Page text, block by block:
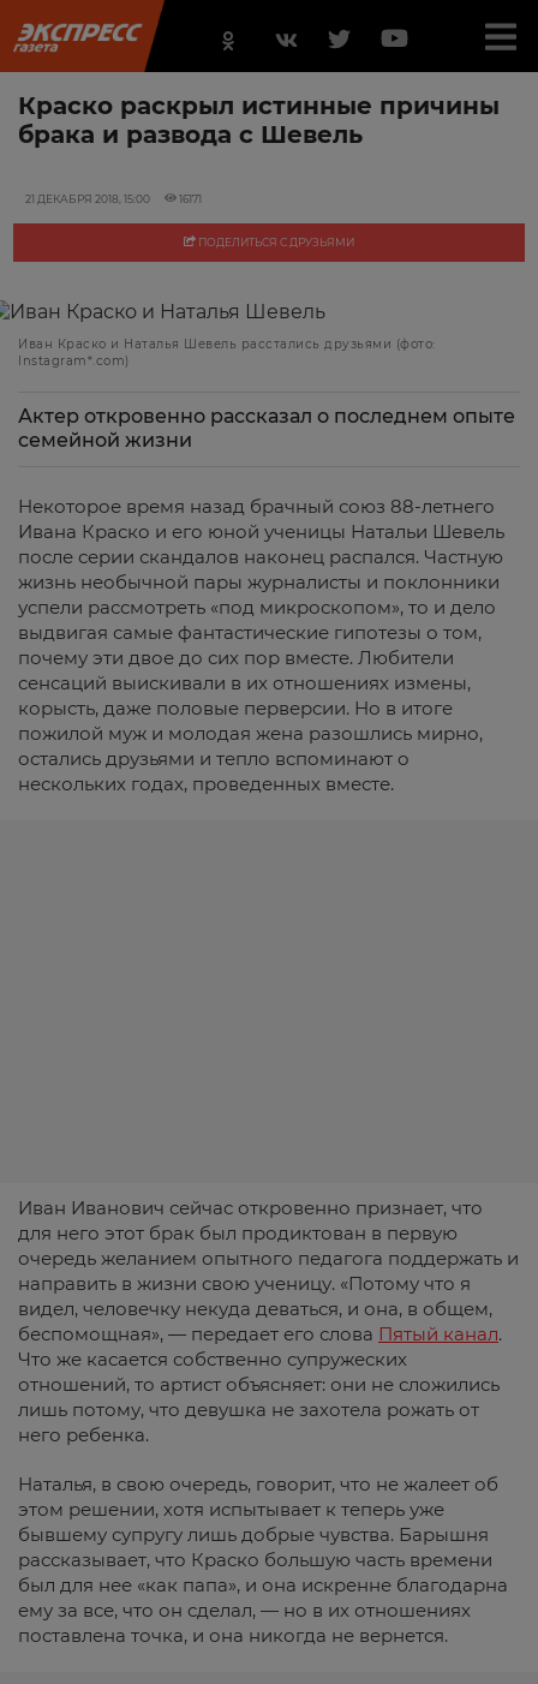
Краско раскрыл истинные причины
брака и развода с Шевель
21 ДЕКАБРЯ 2018, 15:00 16171
ПОДЕЛИТЬСЯ С ДРУЗЬЯМИ
Иван Краско и Наталья Шевель расстались друзьями (фото:
Instagram*.com)
Актер откровенно рассказал о последнем опыте
семейной жизни
Некоторое время назад брачный союз 88-летнего
Ивана Краско и его юной ученицы Натальи Шевель
после серии скандалов наконец распался. Частную
жизнь необычной пары журналисты и поклонники
успели рассмотреть «под микроскопом», то и дело
выдвигая самые фантастические гипотезы о том,
почему эти двое до сих пор вместе. Любители
сенсаций выискивали в их отношениях измены,
корысть, даже половые перверсии. Но в итоге
пожилой муж и молодая жена разошлись мирно,
остались друзьями и тепло вспоминают о
нескольких годах, проведенных вместе.
Иван Иванович сейчас откровенно признает, что
для него этот брак был продиктован в первую
очередь желанием опытного педагога поддержать и
направить в жизни свою ученицу. «Потому что я
видел, человечку некуда деваться, и она, в общем,
беспомощная», — передает его слова Пятый канал.
Что же касается собственно супружеских
отношений, то артист объясняет: они не сложились
лишь потому, что девушка не захотела рожать от
него ребенка.
Наталья, в свою очередь, говорит, что не жалеет об
этом решении, хотя испытывает к теперь уже
бывшему супругу лишь добрые чувства. Барышня
рассказывает, что Краско большую часть времени
был для нее «как папа», и она искренне благодарна
ему за все, что он сделал, — но в их отношениях
поставлена точка, и она никогда не вернется.